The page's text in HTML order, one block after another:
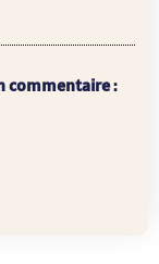
commentaire :